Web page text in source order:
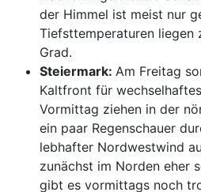
der Himmel ist meist nur
Tiefsttemperaturen liegen
Grad.
Steiermark: Am Freitag
Kaltfront für
Vormittag ziehen in der
ein paar Regenschauer
lebhafter Nordwestwind
zunächst im Norden eher
gibt es vormittags noch